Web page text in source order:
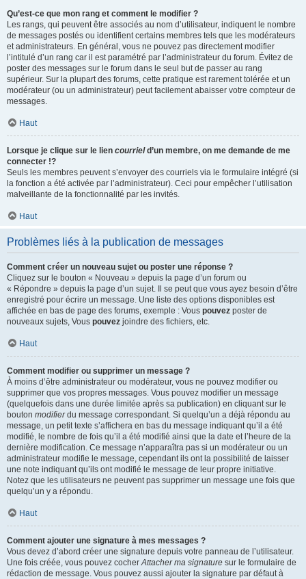
Qu’est-ce que mon rang et comment le modifier ?
Les rangs, qui peuvent être associés au nom d’utilisateur, indiquent le nombre
de messages postés ou identifient certains membres tels que les modérateurs
et administrateurs. En général, vous ne pouvez pas directement modifier
l’intitulé d’un rang car il est paramétré par l’administrateur du forum. Évitez de
poster des messages sur le forum dans le seul but de passer au rang
supérieur. Sur la plupart des forums, cette pratique est rarement tolérée et un
modérateur (ou un administrateur) peut facilement abaisser votre compteur de
messages.
Haut
Lorsque je clique sur le lien courrield’un membre, on me demande de me
connecter !?
Seuls les membres peuvent s’envoyer des courriels via le formulaire intégré (si
la fonction a été activée par l’administrateur). Ceci pour empêcher l’utilisation
malveillante de la fonctionnalité par les invités.
Haut
Problèmes liés à la publication de messages
Comment créer un nouveau sujet ou poster une réponse ?
Cliquez sur le bouton « Nouveau » depuis la page d’un forum ou
« Répondre » depuis la page d’un sujet. Il se peut que vous ayez besoin d’être
enregistré pour écrire un message. Une liste des options disponibles est
affichée en bas de page des forums, exemple : Vous pouvez poster de
nouveaux sujets, Vous pouvez joindre des fichiers, etc.
Haut
Comment modifier ou supprimer un message ?
À moins d’être administrateur ou modérateur, vous ne pouvez modifier ou
supprimer que vos propres messages. Vous pouvez modifier un message
(quelquefois dans une durée limitée après sa publication) en cliquant sur le
bouton modifierdu message correspondant. Si quelqu’un a déjà répondu au
message, un petit texte s’affichera en bas du message indiquant qu’il a été
modifié, le nombre de fois qu’il a été modifié ainsi que la date et l’heure de la
dernière modification. Ce message n’apparaîtra pas si un modérateur ou un
administrateur modifie le message, cependant ils ont la possibilité de laisser
une note indiquant qu’ils ont modifié le message de leur propre initiative.
Notez que les utilisateurs ne peuvent pas supprimer un message une fois que
quelqu’un y a répondu.
Haut
Comment ajouter une signature à mes messages ?
Vous devez d’abord créer une signature depuis votre panneau de l’utilisateur.
Une fois créée, vous pouvez cocherAttacher ma signature sur le formulaire de
rédaction de message. Vous pouvez aussi ajouter la signature par défaut à